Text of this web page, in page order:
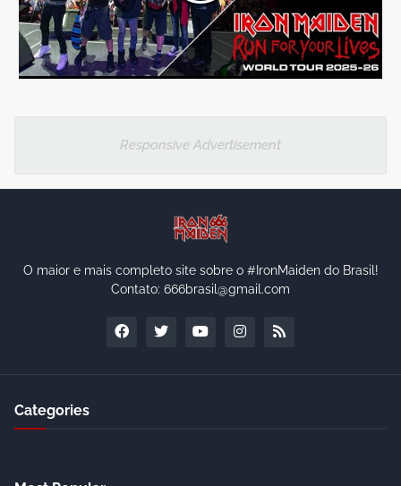
Responsive Advertisement
O maior e mais completo site sobre o #IronMaiden do Brasil!
Contato: 666brasil@gmail.com
Categories